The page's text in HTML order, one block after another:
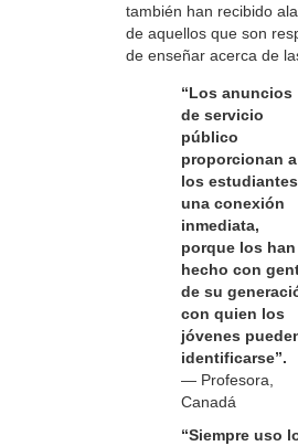
también han recibido
de aquellos que son
de enseñar acerca de
“Los anuncios
de servicio
público
proporcionan a
los estudiantes
una conexión
inmediata,
porque los han
hecho con
de su
con quien los
jóvenes
identificarse”.
— Profesora,
Canadá
“Siempre uso